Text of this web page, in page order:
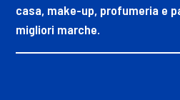
casa, make-up, profumeria e
migliori marche.